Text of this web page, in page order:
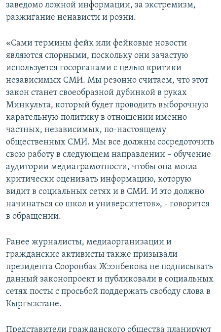
заведомо ложной информации, за экстремизм,
разжигание ненависти и розни.
«Сами термины фейк или фейковые новости
являются спорными, поскольку они зачастую
используется госорганами с целью критики
независимых СМИ. Мы резонно считаем, что этот
закон станет своеобразной дубинкой в руках
Минкульта, который будет проводить выборочную
карательную политику в отношении именно
частных, независимых, по-настоящему
общественных СМИ. Мы все должны сосредоточить
свою работу в следующем направлении – обучение
аудитории медиаграмотности, чтобы она могла
критически оценивать информацию, которую
видит в социальных сетях и в СМИ. И это должно
начинаться со школ и университетов», - говорится
в обращении.
Ранее журналисты, медиаорганизации и
гражданские активисты также призывали
президента Сооронбая Жээнбекова не подписывать
данный законопроект и публиковали в социальных
сетях посты с просьбой поддержать свободу слова в
Кыргызстане.
Представители гражданского общества планируют